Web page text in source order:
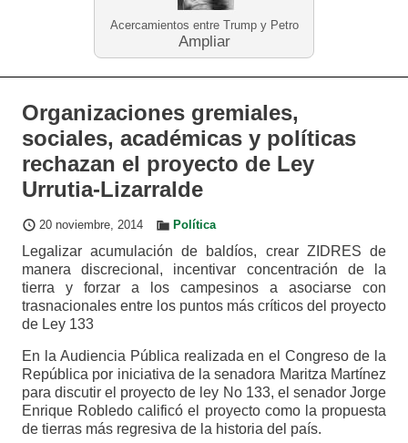
Acercamientos entre Trump y Petro
Ampliar
Organizaciones gremiales,
sociales, académicas y políticas
rechazan el proyecto de Ley
Urrutia-Lizarralde
20 noviembre, 2014 Política
Legalizar acumulación de baldíos, crear ZIDRES de
manera discrecional, incentivar concentración de la
tierra y forzar a los campesinos a asociarse con
trasnacionales entre los puntos más críticos del proyecto
de Ley 133
En la Audiencia Pública realizada en el Congreso de la
República por iniciativa de la senadora Maritza Martínez
para discutir el proyecto de ley No 133, el senador Jorge
Enrique Robledo calificó el proyecto como la propuesta
de tierras más regresiva de la historia del país.